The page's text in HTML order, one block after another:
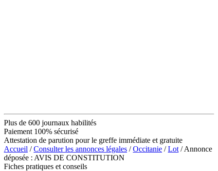
Plus de 600 journaux habilités
Paiement 100% sécurisé
Attestation de parution pour le greffe immédiate et gratuite
Accueil /Consulter les annonces légales /Occitanie /Lot / Annonce
déposée : AVIS DE CONSTITUTION
Fiches pratiques et conseils